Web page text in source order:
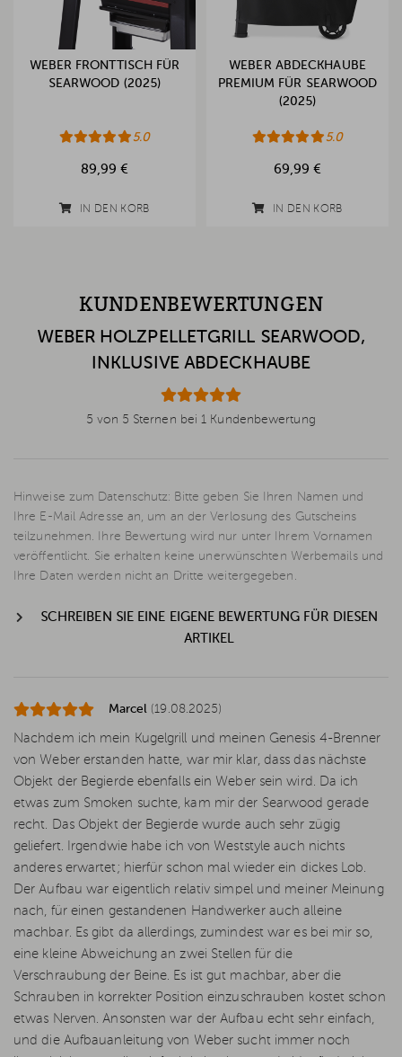
WEBER FRONTTISCH FÜR
SEARWOOD (2025)
5.0
89,99 €
IN DEN KORB
WEBER ABDECKHAUBE
PREMIUM FÜR SEARWOOD
(2025)
5.0
69,99 €
IN DEN KORB
KUNDENBEWERTUNGEN
WEBER HOLZPELLETGRILL SEARWOOD,
INKLUSIVE ABDECKHAUBE
5 von 5 Sternen bei 1 Kundenbewertung
Hinweise zum Datenschutz: Bitte geben Sie Ihren Namen und
Ihre E-Mail Adresse an, um an der Verlosung des Gutscheins
teilzunehmen. Ihre Bewertung wird nur unter Ihrem Vornamen
veröffentlicht. Sie erhalten keine unerwünschten Werbemails und
Ihre Daten werden nicht an Dritte weitergegeben.
SCHREIBEN SIE EINE EIGENE BEWERTUNG FÜR DIESEN
ARTIKEL
Marcel (19.08.2025)
Nachdem ich mein Kugelgrill und meinen Genesis 4-Brenner
von Weber erstanden hatte, war mir klar, dass das nächste
Objekt der Begierde ebenfalls ein Weber sein wird. Da ich
etwas zum Smoken suchte, kam mir der Searwood gerade
recht. Das Objekt der Begierde wurde auch sehr zügig
geliefert. Irgendwie habe ich von Weststyle auch nichts
anderes erwartet; hierfür schon mal wieder ein dickes Lob.
Der Aufbau war eigentlich relativ simpel und meiner Meinung
nach, für einen gestandenen Handwerker auch alleine
machbar. Es gibt da allerdings, zumindest war es bei mir so,
eine kleine Abweichung an zwei Stellen für die
Verschraubung der Beine. Es ist gut machbar, aber die
Schrauben in korrekter Position einzuschrauben kostet schon
etwas Nerven. Ansonsten war der Aufbau echt sehr einfach,
und die Aufbauanleitung von Weber sucht immer noch